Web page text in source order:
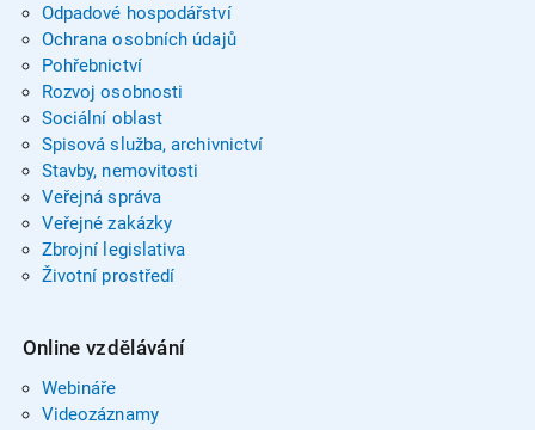
Odpadové hospodářství
Ochrana osobních údajů
Pohřebnictví
Rozvoj osobnosti
Sociální oblast
Spisová služba, archivnictví
Stavby, nemovitosti
Veřejná správa
Veřejné zakázky
Zbrojní legislativa
Životní prostředí
Online vzdělávání
Webináře
Videozáznamy